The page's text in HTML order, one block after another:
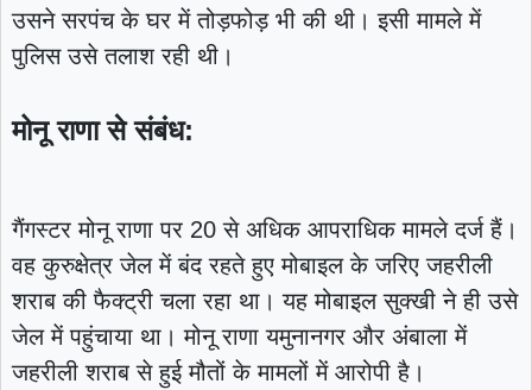
उसने सरपंच के घर में तोड़फोड़ भी की थी। इसी मामले में
पुलिस उसे तलाश रही थी।
मोनू राणा से संबंध:
गैंगस्टर मोनू राणा पर 20 से अधिक आपराधिक मामले दर्ज हैं।
वह कुरुक्षेत्र जेल में बंद रहते हुए मोबाइल के जरिए जहरीली
शराब की फैक्ट्री चला रहा था। यह मोबाइल सुक्खी ने ही उसे
जेल में पहुंचाया था। मोनू राणा यमुनानगर और अंबाला में
जहरीली शराब से हुई मौतों के मामलों में आरोपी है।